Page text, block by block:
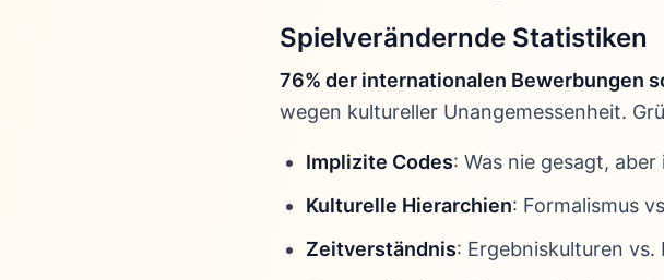
Spielverändernde Statistiken
76% der internationalen Bewerbungen
wegen kultureller Unangemessenheit.
Implizite Codes: Was nie gesagt,
Kulturelle Hierarchien: Formalismus
Zeitverständnis: Ergebniskulturen vs.